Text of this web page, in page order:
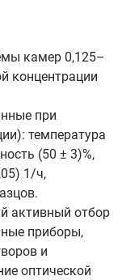
камер 0,125–
концентрации
при
температура
(50 ± 3)%,
1/ч,
активный отбор
приборы,
и
оптической